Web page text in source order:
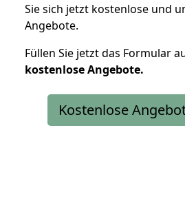
Sie sich jetzt kostenlose und
Angebote.
Füllen Sie jetzt das Formular
kostenloseAngebote.
Kostenlose